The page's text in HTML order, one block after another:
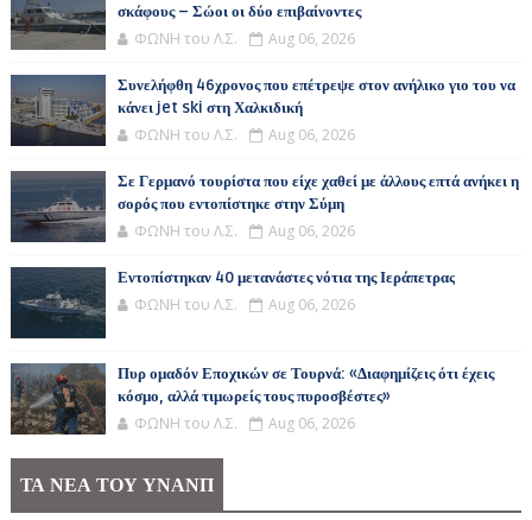
σκάφους – Σώοι οι δύο επιβαίνοντες
ΦΩΝΗ του Λ.Σ. Aug 06, 2026
Συνελήφθη 46χρονος που επέτρεψε στον ανήλικο γιο του να
κάνει jet ski στη Χαλκιδική
ΦΩΝΗ του Λ.Σ. Aug 06, 2026
Σε Γερμανό τουρίστα που είχε χαθεί με άλλους επτά ανήκει η
σορός που εντοπίστηκε στην Σύμη
ΦΩΝΗ του Λ.Σ. Aug 06, 2026
Εντοπίστηκαν 40 μετανάστες νότια της Ιεράπετρας
ΦΩΝΗ του Λ.Σ. Aug 06, 2026
Πυρ ομαδόν Εποχικών σε Τουρνά: «Διαφημίζεις ότι έχεις
κόσμο, αλλά τιμωρείς τους πυροσβέστες»
ΦΩΝΗ του Λ.Σ. Aug 06, 2026
ΤΑ ΝΕΑ ΤΟΥ ΥΝΑΝΠ